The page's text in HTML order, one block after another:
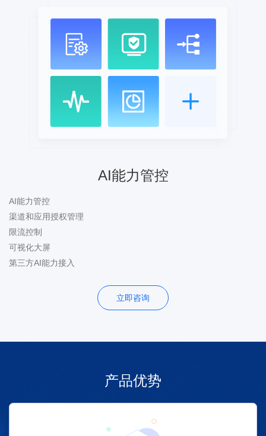
AI能力管控
AI能力管控
渠道和应用授权管理
限流控制
可视化大屏
第三方AI能力接入
立即咨询
产品优势